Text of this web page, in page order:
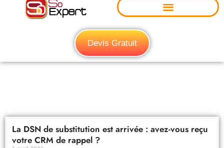
Devis Gratuit
La DSN de substitution est arrivée : avez-vous reçu
votre CRM de rappel ?